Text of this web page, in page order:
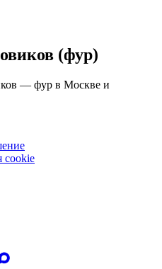
(фур)
— фур в Москве и
cookie